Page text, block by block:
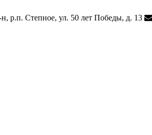
н, р.п. Степное, ул. 50 лет Победы, д. 13